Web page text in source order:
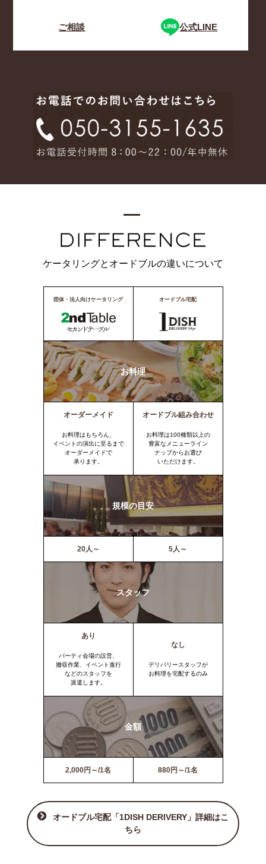
ご相談 公式LINE
ケータリングとオードブルの違いについて
団体・法人向けケータリング オードブル宅配
お料理
オーダーメイド
お料理はもちろん、
イベントの演出に至るまで
オーダーメイドで
承ります。
オードブル組み合わせ
お料理は100種類以上の
豊富なメニューライン
ナップからお選び
いただけます。
規模の目安
20人～ 5人～
スタッフ
あり
パーティ会場の設営、
撤収作業、イベント進行
などのスタッフを
派遣します。
なし
デリバリースタッフが
お料理を宅配するのみ
金額
2,000円～/1名 880円～/1名
オードブル宅配「1DISH DERIVERY」詳細はこ
ちら